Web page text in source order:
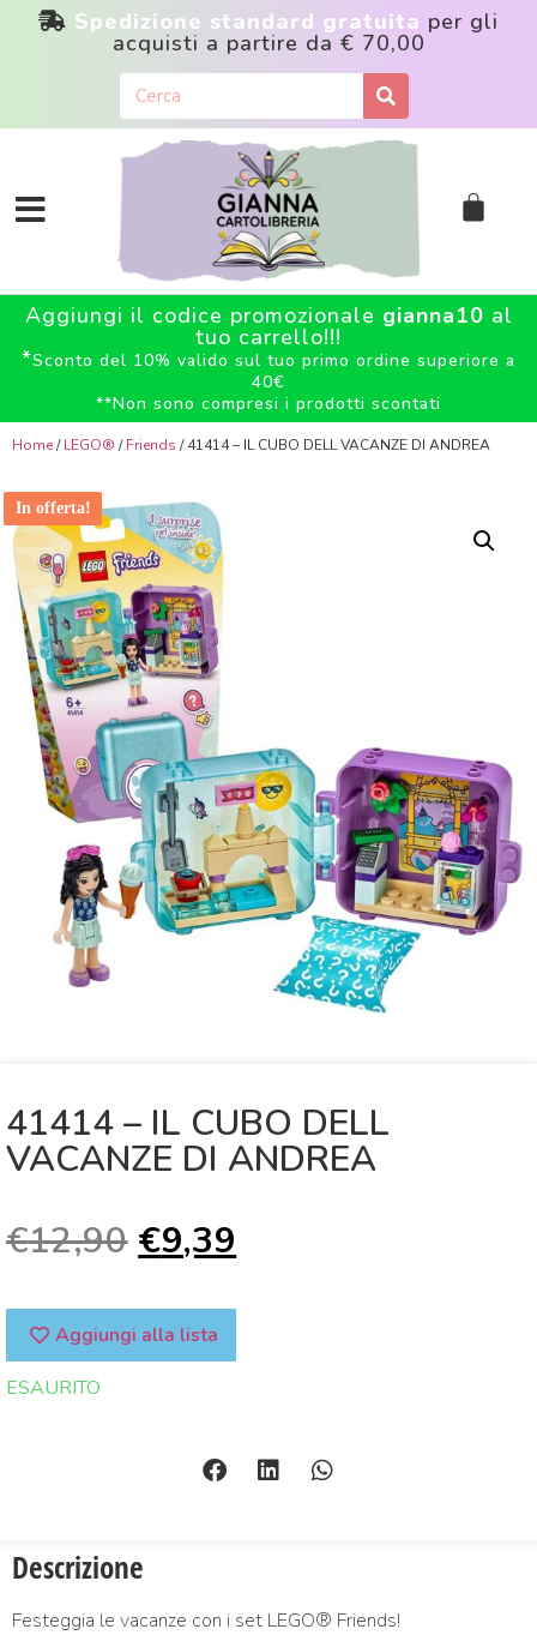
Spedizione standard gratuita per gli
acquisti a partire da € 70,00
Aggiungi il codice promozionale gianna10 al
tuo carrello!!!
*Sconto del 10% valido sul tuo primo ordine superiore a
40€
**Non sono compresi i prodotti scontati
Home/LEGO® /Friends / 41414 – IL CUBO DELL VACANZE DI ANDREA
In offerta!
41414 – IL CUBO DELL
VACANZE DI ANDREA
€12,90 €9,39
Aggiungi alla lista
ESAURITO
Descrizione
Festeggia le vacanze con i set LEGO® Friends!